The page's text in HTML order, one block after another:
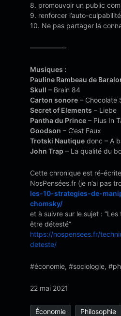
8. promouvoir un public
9. renforcer l’auto-culpabilité
10. Ne pas partager la
—————-
Musiques :
Pauline Rambeau de
Skull – Brain 84
Carton sonore – Chocolate
Secret of Elements – Liebe
Pantha du Prince – Pius In
Goodson – C’est Faux
Trotski Nautique donc – A
John Trap – La qualité du
Cette chronique est ré-
NosPensées.fr (je n’ai pas
les-10-strategies-de-
chomsky/
et à suivre sur le sujet :
être détesté”
https://nospensees.fr/
deteste/
#économie, #sociologie,
22 mai 2021
Économie Philosophie